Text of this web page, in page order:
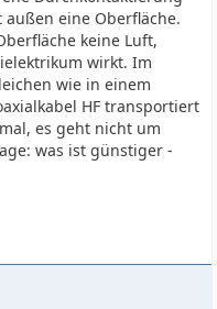
eine Oberfläche.
keine Luft,
wirkt. Im
wie in einem
HF transportiert
es geht nicht um
was ist günstiger -